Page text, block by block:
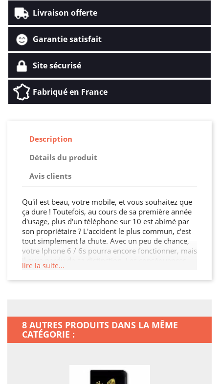
Livraison offerte
Garantie satisfait
Site sécurisé
Fabriqué en France
Description
Détails du produit
Avis clients
Qu'il est beau, votre mobile, et vous souhaitez que
ça dure ! Toutefois, au cours de sa première année
d'usage, plus d'un téléphone sur 10 est abimé par
son propriétaire ? L'accident le plus commun, c'est
tout simplement la chute. Avec un peu de chance,
votre Iphone 6 / 6s pourra encore fonctionner, mais
seront, dans la plupart des cas, strictement
esthétiques. Au pire, il sera irréversiblement KO.
mettez votre appareil à l'abri de pas mal de soucis,
et augmentez considérablement sa longévité. Le
ratio coût-bénéfice de cet achat est largement
lire la suite...
8 AUTRES PRODUITS DANS LA MÊME
CATÉGORIE :